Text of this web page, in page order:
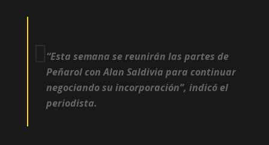
“Esta semana se reunirán las partes de
Peñarol con Alan Saldivia para continuar
negociando su incorporación”, indicó el
periodista.